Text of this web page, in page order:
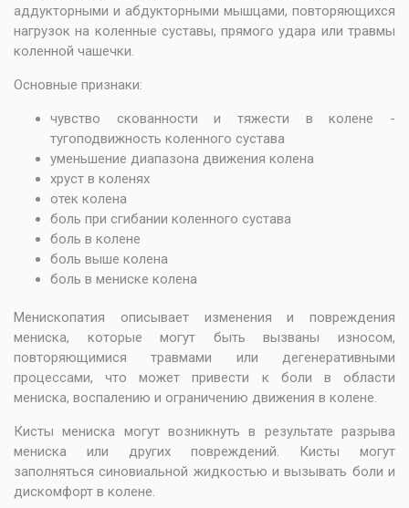
аддукторными и абдукторными мышцами, повторяющихся
нагрузок на коленные суставы, прямого удара или травмы
коленной чашечки.
Основные признаки:
чувство скованности и тяжести в колене -
тугоподвижность коленного сустава
уменьшение диапазона движения колена
хруст в коленях
отек колена
боль при сгибании коленного сустава
боль в колене
боль выше колена
боль в мениске колена
Менископатия описывает изменения и повреждения
мениска, которые могут быть вызваны износом,
повторяющимися травмами или дегенеративными
процессами, что может привести к боли в области
мениска, воспалению и ограничению движения в колене.
Кисты мениска могут возникнуть в результате разрыва
мениска или других повреждений. Кисты могут
заполняться синовиальной жидкостью и вызывать боли и
дискомфорт в колене.